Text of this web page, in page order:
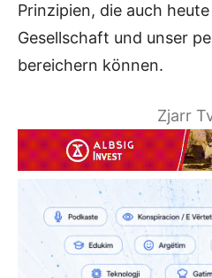
Prinzipien, die auch
Gesellschaft und unser
bereichern können.
Zjarr